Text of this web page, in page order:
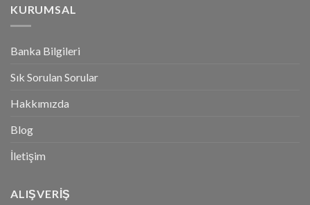
KURUMSAL
Banka Bilgileri
Sık Sorulan Sorular
Hakkımızda
Blog
İletişim
ALIŞVERİŞ